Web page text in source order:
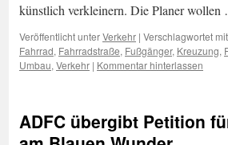
künstlich verkleinern. Die Planer
Veröffentlicht unterVerkehr | Verschlagwortet mit
Fahrrad, Fahrradstraße, Fußgänger, Kreuzung,
Umbau, Verkehr | Kommentar hinterlassen
ADFC übergibt Petition